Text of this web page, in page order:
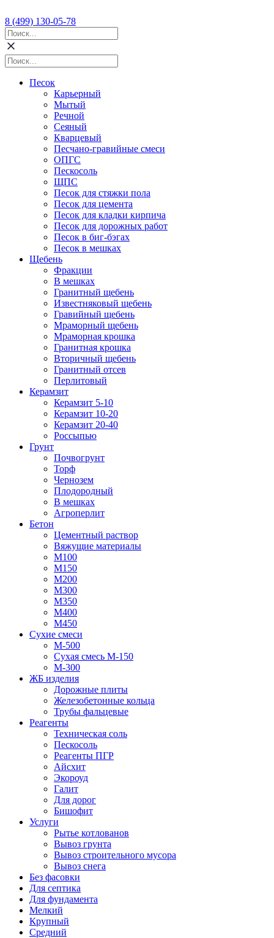
8 (499) 130-05-78
Песок
Карьерный
Мытый
Речной
Сеяный
Кварцевый
Песчано-гравийные смеси
ОПГС
Пескосоль
ЩПС
Песок для стяжки пола
Песок для цемента
Песок для кладки кирпича
Песок для дорожных работ
Песок в биг-бэгах
Песок в мешках
Щебень
Фракции
В мешках
Гранитный щебень
Известняковый щебень
Гравийный щебень
Мраморный щебень
Мраморная крошка
Гранитная крошка
Вторичный щебень
Гранитный отсев
Перлитовый
Керамзит
Керамзит 5-10
Керамзит 10-20
Керамзит 20-40
Россыпью
Грунт
Почвогрунт
Торф
Чернозем
Плодородный
В мешках
Агроперлит
Бетон
Цементный раствор
Вяжущие материалы
М100
М150
М200
М300
М350
М400
М450
Сухие смеси
М-500
Сухая смесь М-150
М-300
ЖБ изделия
Дорожные плиты
Железобетонные кольца
Трубы фальцевые
Реагенты
Техническая соль
Пескосоль
Реагенты ПГР
Айсхит
Экороуд
Галит
Для дорог
Бишофит
Услуги
Рытье котлованов
Вывоз грунта
Вывоз строительного мусора
Вывоз снега
Без фасовки
Для септика
Для фундамента
Мелкий
Крупный
Средний